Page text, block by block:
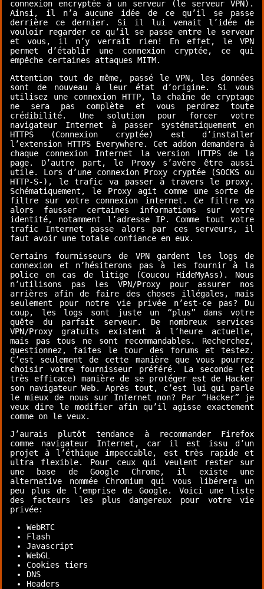
connexion encryptée à un serveur (le serveur VPN).
Ainsi, il n’a aucune idée de ce qu’il se passe
derrière ce dernier. Si il lui venait l’idée de
vouloir regarder ce qu’il se passe entre le serveur
et vous, il n’y verrait rien! En effet, le VPN
permet d’établir une connexion cryptée, ce qui
empêche certaines attaques MITM.
Attention tout de même, passé le VPN, les données
sont de nouveau à leur état d’origine. Si vous
utilisez une connexion HTTP, la chaîne de cryptage
ne sera pas complète et vous perdrez toute
crédibilité. Une solution pour forcer votre
navigateur Internet à passer systématiquement en
HTTPS (Connexion cryptée) est d’installer
l’extension HTTPS Everywhere. Cet addon demandera à
chaque connexion Internet la version HTTPS de la
page. D’autre part, le Proxy s’avère être aussi
utile. Lors d’une connexion Proxy cryptée (SOCKS ou
HTTP-S-), le trafic va passer à travers le proxy.
Schématiquement, le Proxy agit comme une sorte de
filtre sur votre connexion internet. Ce filtre va
alors fausser certaines informations sur votre
identité, notamment l’adresse IP. Comme tout votre
trafic Internet passe alors par ces serveurs, il
faut avoir une totale confiance en eux.
Certains fournisseurs de VPN gardent les logs de
connexion et n’hésiterons pas à les fournir à la
police en cas de litige (Coucou HideMyAss). Nous
n’utilisons pas les VPN/Proxy pour assurer nos
arrières afin de faire des choses illégales, mais
seulement pour notre vie privée n’est-ce pas? Du
coup, les logs sont juste un “plus” dans votre
quête du parfait serveur. De nombreux services
VPN/Proxy gratuits existent à l’heure actuelle,
mais pas tous ne sont recommandables. Recherchez,
questionnez, faites le tour des forums et testez.
C’est seulement de cette manière que vous pourrez
choisir votre fournisseur préféré. La seconde (et
très efficace) manière de se protéger est de Hacker
son navigateur Web. Après tout, c’est lui qui parle
le mieux de nous sur Internet non? Par “Hacker” je
veux dire le modifier afin qu’il agisse exactement
comme on le veux.
J’aurais plutôt tendance à recommander Firefox
comme navigateur Internet, car il est issu d’un
projet à l’éthique impeccable, est très rapide et
ultra flexible. Pour ceux qui veulent rester sur
une base de Google Chrome, il existe une
alternative nommée Chromium qui vous libérera un
peu plus de l’emprise de Google. Voici une liste
des facteurs les plus dangereux pour votre vie
privée:
WebRTC
Flash
Javascript
WebGL
Cookies tiers
DNS
Headers